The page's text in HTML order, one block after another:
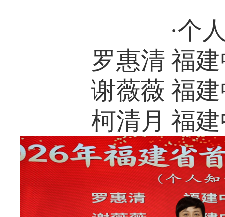
·个
罗惠清 福
谢薇薇 福
柯清月 福